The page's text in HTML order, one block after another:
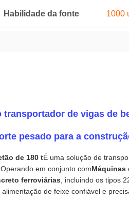
Habilidade da fonte 1000
transportador de vigas de
pesado para a
de 180 tÉ uma solução de
. Operando em conjunto comMáquinas
ferroviárias , incluindo os tipos
de feixe confiável e